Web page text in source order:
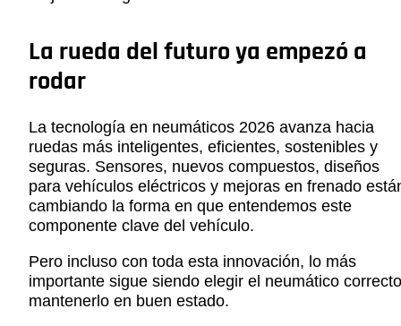
La rueda del futuro ya empezó a
rodar
La tecnología en neumáticos 2026 avanza hacia
ruedas más inteligentes, eficientes, sostenibles y
seguras. Sensores, nuevos compuestos, diseños
para vehículos eléctricos y mejoras en frenado
cambiando la forma en que entendemos este
componente clave del vehículo.
Pero incluso con toda esta innovación, lo más
importante sigue siendo elegir el neumático
mantenerlo en buen estado.